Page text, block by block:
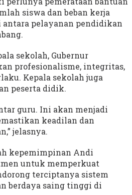
siswa dan beban kerja
antara pelayanan pendidikan
sekolah, Gubernur
profesionalisme, integritas,
Kepala sekolah juga
peserta didik.
guru. Ini akan menjadi
keadilan dan
jelasnya.
kepemimpinan Andi
untuk memperkuat
terciptanya sistem
berdaya saing tinggi di